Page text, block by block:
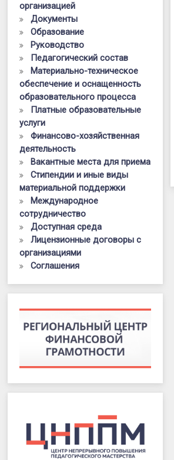
организацией
Документы
Образование
Руководство
Педагогический состав
Материально-техническое
обеспечение и оснащенность
образовательного процесса
Платные образовательные
услуги
Финансово-хозяйственная
деятельность
Вакантные места для приема
Стипендии и иные виды
материальной поддержки
Международное
сотрудничество
Доступная среда
Лицензионные договоры с
организациями
Соглашения